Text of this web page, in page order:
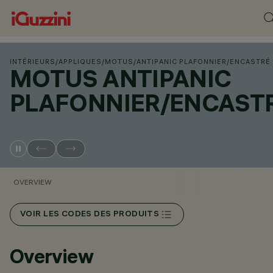
INTÉRIEURS /APPLIQUES /MOTUS /ANTIPANIC PLAFONNIER/ENCASTRÉ
MOTUS ANTIPANIC
PLAFONNIER/
OVERVIEW
VOIR LES CODES DES PRODUITS
Overview